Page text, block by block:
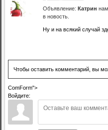
Объявление: Катрин
в новость.
Ну и на всякий случай
Чтобы оставить комментарий, вы
ComForm">
Войдите: